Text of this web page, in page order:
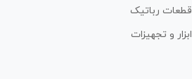
قطعات رباتیک
ابزار و تجهیزات